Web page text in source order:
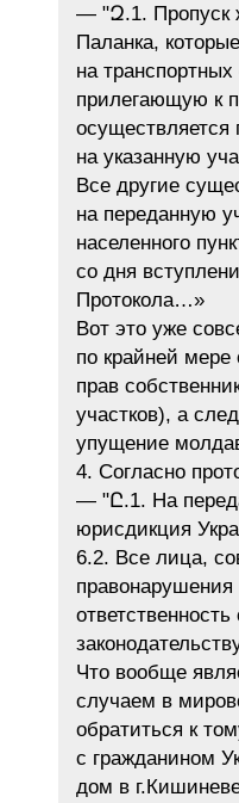
— "Զ.1. Пропуск
Паланка,
на
прилегающую к
осуществляется
на указанную
Все другие
на переданную
населенного
со дня
Протокола…»
Вот это уже
по крайней мере
прав
участков), а
упущение
4. Согласно
— "Ը.1. На
юрисдикция
6.2. Все лица,
правонарушения
Что вообще
случаем в
обратиться к
с гражданином
дом в